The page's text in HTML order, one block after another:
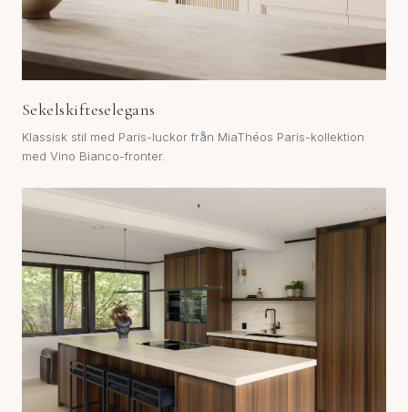
Sekelskifteselegans
Klassisk stil med Paris-luckor från MiaThéos Paris-kollektion
med Vino Bianco-fronter.